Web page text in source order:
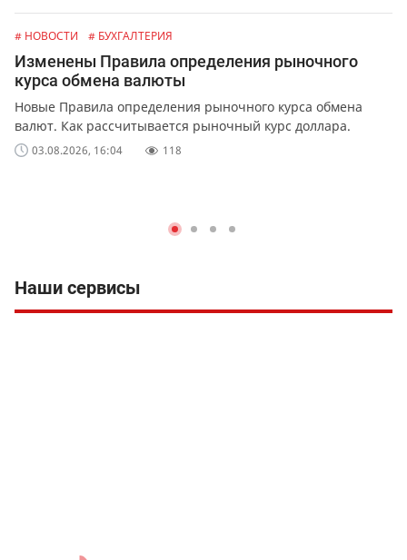
# НОВОСТИ # БУХГАЛТЕРИЯ
Изменены Правила определения рыночного
курса обмена валюты
Новые Правила определения рыночного курса обмена
валют. Как рассчитывается рыночный курс доллара.
03.08.2026, 16:04 118
Наши сервисы